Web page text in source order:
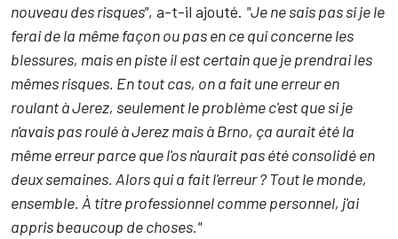
nouveau des risques", a-t-il ajouté. "Je ne sais pas si je le
ferai de la même façon ou pas en ce qui concerne les
blessures, mais en piste il est certain que je prendrai les
mêmes risques. En tout cas, on a fait une erreur en
roulant à Jerez, seulement le problème c'est que si je
n'avais pas roulé à Jerez mais à Brno, ça aurait été la
même erreur parce que l'os n'aurait pas été consolidé en
deux semaines. Alors qui a fait l'erreur ? Tout le monde,
ensemble. À titre professionnel comme personnel, j'ai
appris beaucoup de choses."